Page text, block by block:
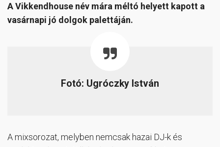
A Vikkendhouse név mára méltó helyett kapott a
vasárnapi jó dolgok palettáján.
Fotó: Ugróczky István
A mixsorozat, melyben nemcsak hazai DJ-k és